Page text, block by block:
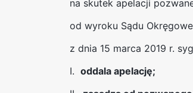
na skutek apelacji
od wyroku Sądu
z dnia 15 marca 2019 r.
I. oddala apelację;